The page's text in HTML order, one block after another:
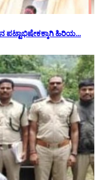
ಪಟ್ಟಾಭಿಷೇಕಕ್ಕಾಗಿ ಹಿರಿಯ...